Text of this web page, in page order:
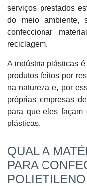
serviços prestados
do meio ambiente,
confeccionar
reciclagem.
A indústria plásticas
produtos feitos por
na natureza e, por
próprias empresas
para que eles façam
plásticas.
QUAL A
PARA